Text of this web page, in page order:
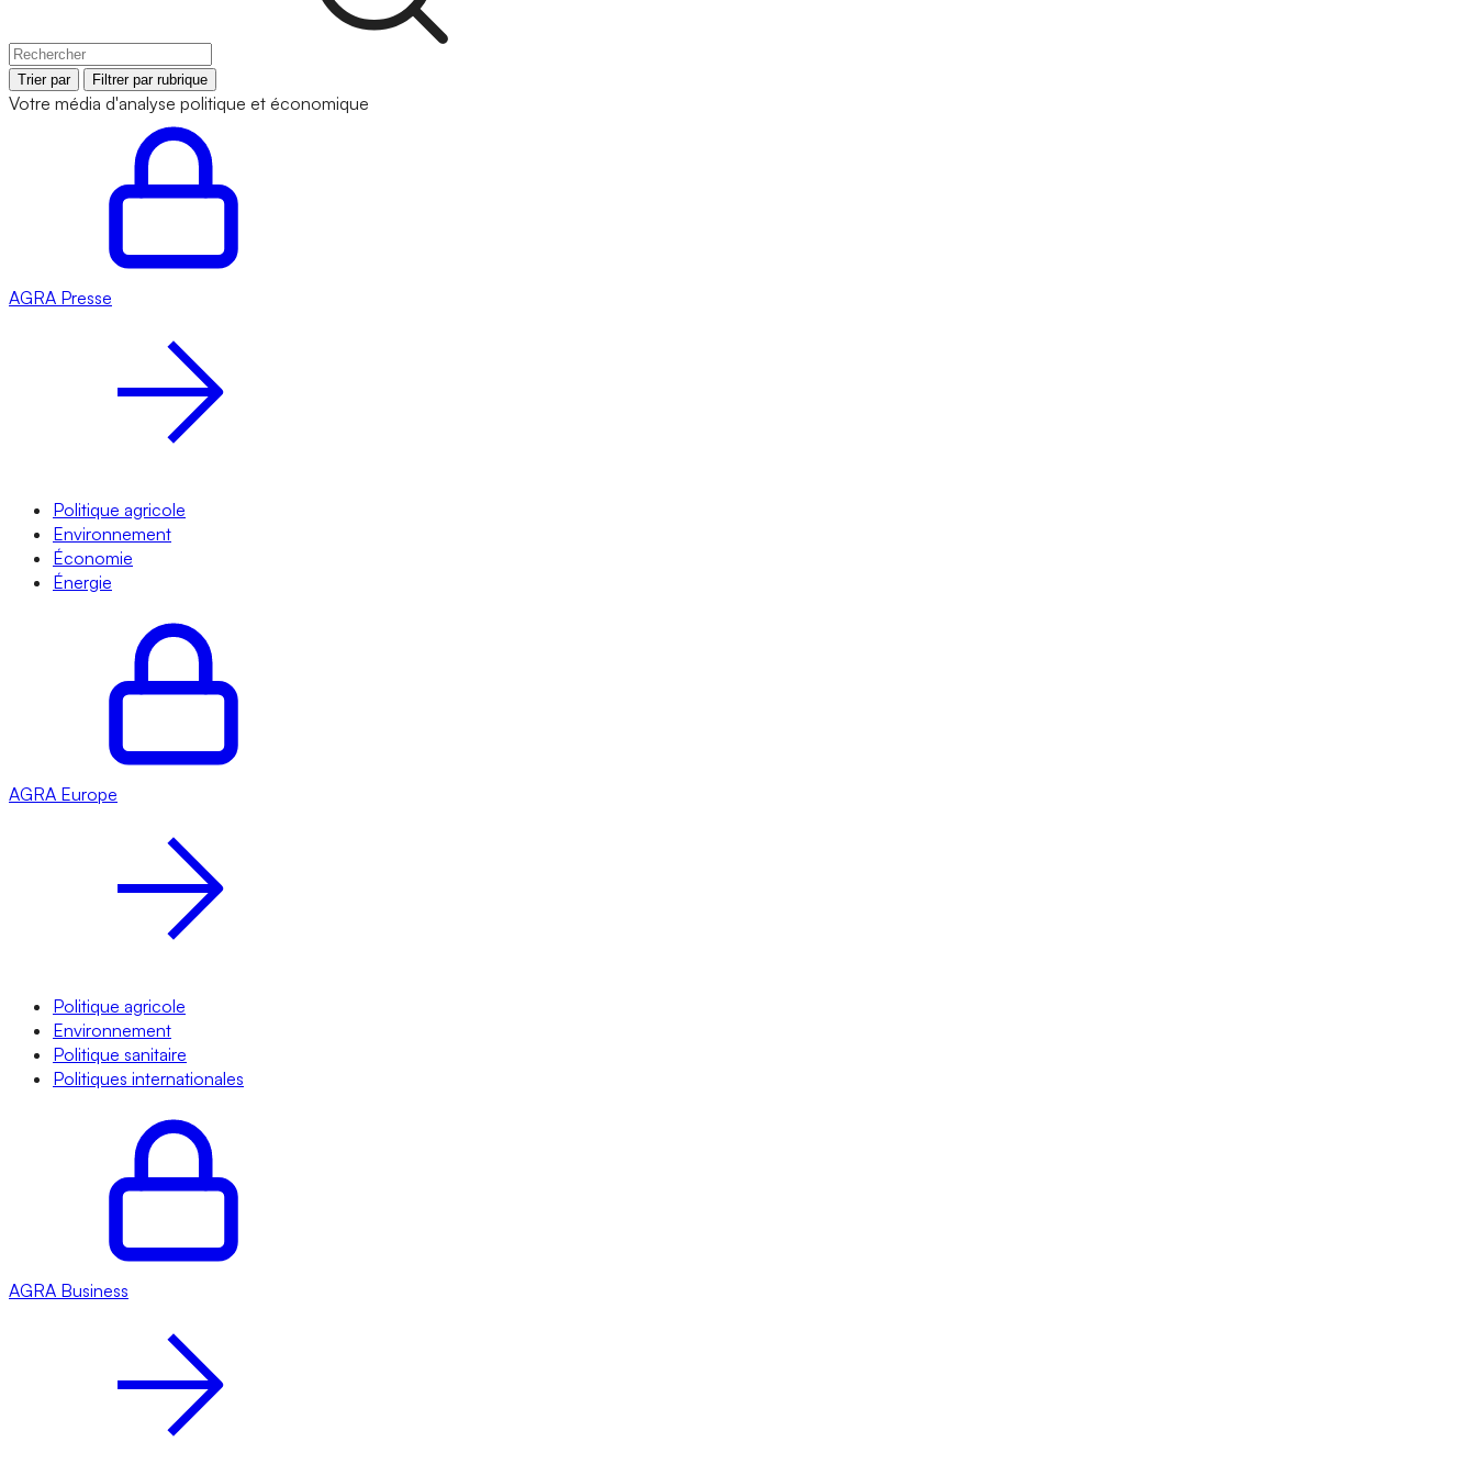
Trier par Filtrer par rubrique
Votre média d'analyse politique et économique
AGRA Presse
Politique agricole
Environnement
Économie
Énergie
AGRA Europe
Politique agricole
Environnement
Politique sanitaire
Politiques internationales
AGRA Business